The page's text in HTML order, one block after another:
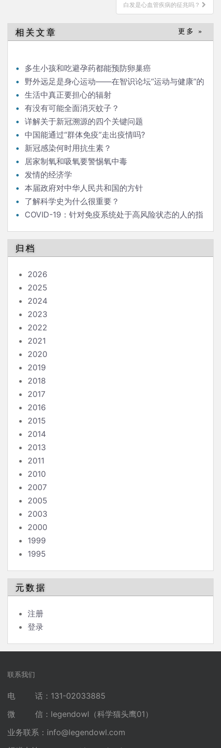
白发是心血管疾病的征兆吗？
相关文章 更多 »
多生小孩和吃避孕药都能预防卵巢癌
野外远足是身心运动——在智识论坛“运动与健康”的
发言生活中真正要担心的辐射
有没有可能全面消灭蚊子？
详解关于新冠溯源的四个关键问题
中国能通过“群体免疫”走出疫情吗?
新冠感染何时用抗生素？
居家制氧和吸氧要警惕氧中毒
发情的经济学
本届政府对中华人民共和国的方针
了解科学史为什么很重要？
COVID-19：针对免疫系统处于高风险状态的人的指
归档
2026
2025
2024
2023
2022
2021
2020
2019
2018
2017
2016
2015
2014
2013
2011
2010
2007
2005
2003
2000
1999
1995
元数据
注册
登录
联系我们
电 话：131-02033885
微 信：legendowl（科学猫头鹰01）
业务联系： info@legendowl.com